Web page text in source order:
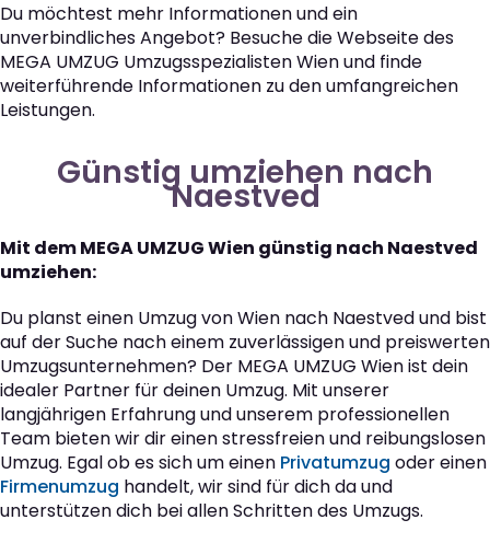
Du möchtest mehr Informationen und ein
unverbindliches Angebot? Besuche die Webseite des
MEGA UMZUG Umzugsspezialisten Wien und finde
weiterführende Informationen zu den umfangreichen
Leistungen.
Günstig umziehen nach
Naestved
Mit dem MEGA UMZUG Wien günstig nach Naestved
umziehen:
Du planst einen Umzug von Wien nach Naestved und bist
auf der Suche nach einem zuverlässigen und preiswerten
Umzugsunternehmen? Der MEGA UMZUG Wien ist dein
idealer Partner für deinen Umzug. Mit unserer
langjährigen Erfahrung und unserem professionellen
Team bieten wir dir einen stressfreien und reibungslosen
Umzug. Egal ob es sich um einen Privatumzug oder einen
Firmenumzug handelt, wir sind für dich da und
unterstützen dich bei allen Schritten des Umzugs.